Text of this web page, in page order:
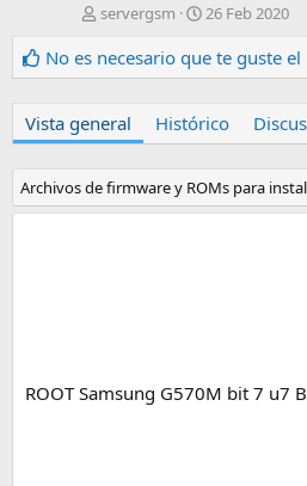
A
t
o
servergsm
F
c
h
d
e
r
e
26 Feb 2020
No es necesario que te guste
Vista general Histórico
Archivos de firmware y ROMs para
ROOT Samsung G570M bit 7 u7